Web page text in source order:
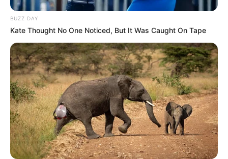
02:00
Tovább
Az alkotmányos változtatások négy alkotmánybíró
távozását is eredményeznék azzal, hogy a
nyugdíjkorhatárt 70 évben állapítják meg, és 12
BUZZ DAY
Kate Thought No One Noticed, But It Was Caught On Tape